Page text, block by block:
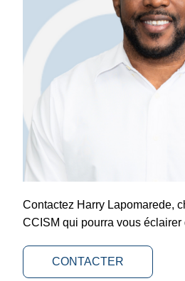
Contactez Harry Lapomarede,
CCISM qui pourra vous éclairer
CONTACTER